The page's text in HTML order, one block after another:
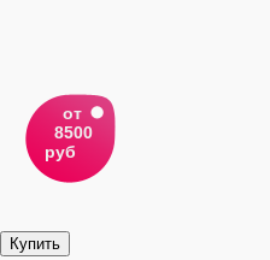
от
8500
руб